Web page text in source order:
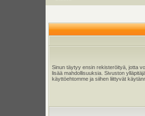
Sinun täytyy ensin rekisteröityä, jotta
lisää mahdollisuuksia. Sivuston
käyttöehtomme ja siihen liittyvät